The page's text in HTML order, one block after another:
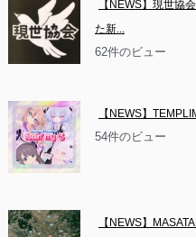
【NEWS】現世協
た新...
62件のビュー
【NEWS】
54件のビュー
【NEWS】